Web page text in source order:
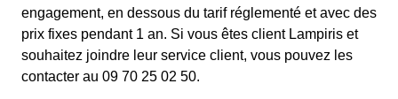
engagement, en dessous du tarif réglementé et avec des
prix fixes pendant 1 an. Si vous êtes client Lampiris et
souhaitez joindre leur service client, vous pouvez les
contacter au 09 70 25 02 50.